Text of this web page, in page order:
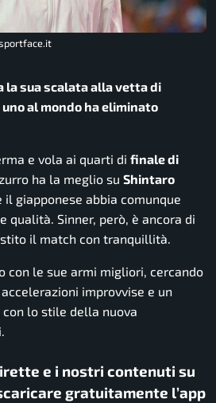
la sua scalata alla vetta di
al mondo ha eliminato
e vola ai quarti di finale di
ha la meglio su Shintaro
il giapponese abbia comunque
qualità. Sinner, però, è ancora di
il match con tranquillità.
con le sue armi migliori, cercando
improvvise e un
con lo stile della nuova
e i nostri contenuti su
gratuitamente l’app